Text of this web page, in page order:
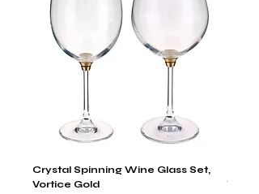
Crystal Spinning Wine Glass Set,
Vortice Gold